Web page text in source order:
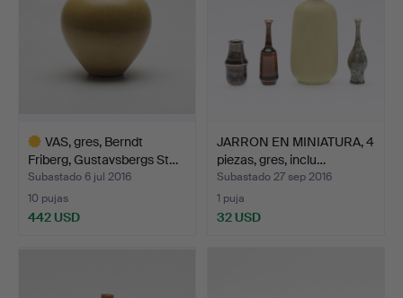
VAS, gres, Berndt
Friberg, Gustavsbergs St…
Subastado 6 jul 2016
10 pujas
442 USD
JARRON EN MINIATURA, 4
piezas, gres, inclu…
Subastado 27 sep 2016
1 puja
32 USD